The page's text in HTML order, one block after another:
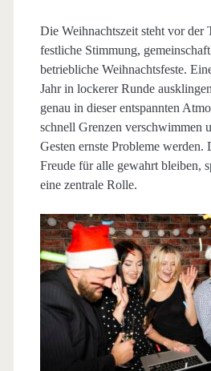
Die Weihnachtszeit steht vor der
festliche Stimmung,
betriebliche Weihnachtsfeste.
Jahr in lockerer Runde
genau in dieser entspannten
schnell Grenzen verschwimmen
Gesten ernste Probleme werden.
Freude für alle gewahrt bleiben,
eine zentrale Rolle.